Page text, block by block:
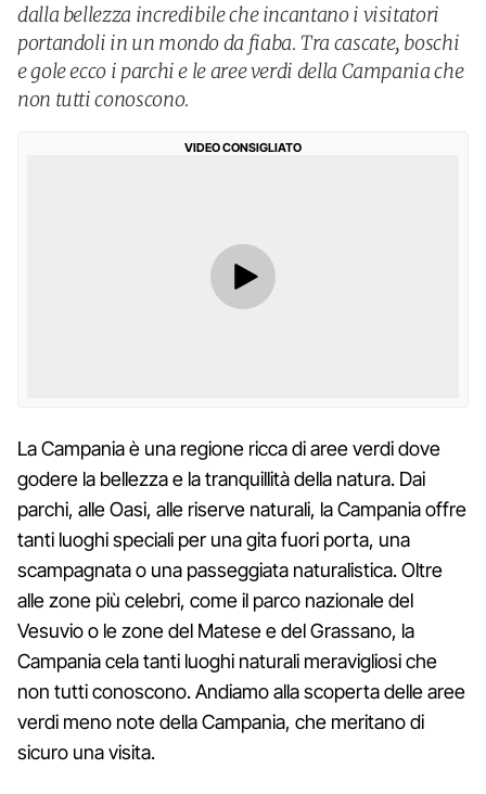
dalla bellezza incredibile che incantano i visitatori
portandoli in un mondo da fiaba. Tra cascate, boschi
e gole ecco i parchi e le aree verdi della Campania che
non tutti conoscono.
VIDEO CONSIGLIATO
La Campania è una regione ricca di aree verdi dove
godere la bellezza e la tranquillità della natura. Dai
parchi, alle Oasi, alle riserve naturali, la Campania offre
tanti luoghi speciali per una gita fuori porta, una
scampagnata o una passeggiata naturalistica. Oltre
alle zone più celebri, come il parco nazionale del
Vesuvio o le zone del Matese e del Grassano, la
Campania cela tanti luoghi naturali meravigliosi che
non tutti conoscono. Andiamo alla scoperta delle aree
verdi meno note della Campania, che meritano di
sicuro una visita.